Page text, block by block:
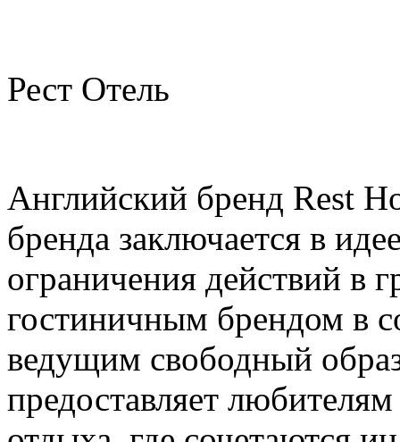
Рест Отель
Английский бренд Rest
бренда заключается в
ограничения действий в
гостиничным брендом в
ведущим свободный
предоставляет